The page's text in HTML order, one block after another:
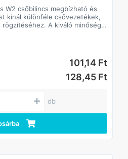
W2 csőbilincs megbízható és
kínál különféle csővezetékek,
A kiváló minőségű
akár kültéri vagy nedves
stabilitást és nagy
– korrózióálló, tartós,
szerelhetőség, pontos
101,14 Ft
128,45 Ft
db